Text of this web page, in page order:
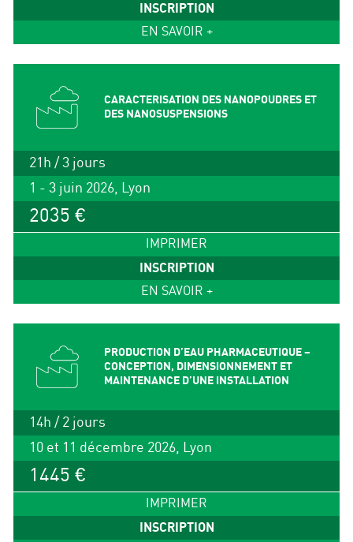
INSCRIPTION
EN SAVOIR +
CARACTERISATION DES NANOPOUDRES ET
DES NANOSUSPENSIONS
21h / 3 jours
1 - 3 juin 2026, Lyon
2035 €
IMPRIMER
INSCRIPTION
EN SAVOIR +
PRODUCTION D’EAU PHARMACEUTIQUE –
CONCEPTION, DIMENSIONNEMENT ET
MAINTENANCE D’UNE INSTALLATION
14h / 2 jours
10 et 11 décembre 2026, Lyon
1445 €
IMPRIMER
INSCRIPTION